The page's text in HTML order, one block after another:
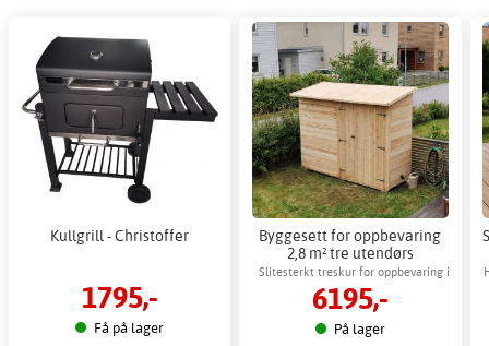
Kullgrill - Christoffer
1795,-
Få på lager
Byggesett for oppbevaring
2,8 m² tre utendørs
oppbevaring til hage
Slitesterkt treskur for oppbevaring i
hagen
6195,-
På lager